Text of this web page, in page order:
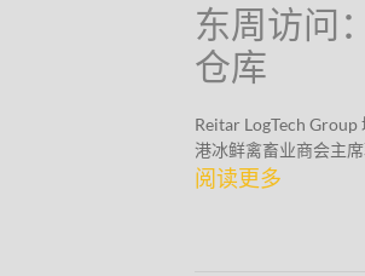
东周访问
仓库
Reitar LogTech
港冰鲜禽畜业商会主
阅读更多